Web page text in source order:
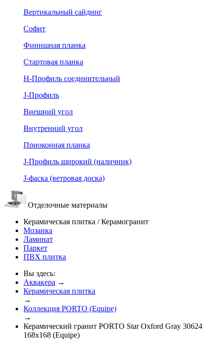
Вертикальный сайдинг
Софит
Финишная планка
Стартовая планка
Н-Профиль соединительный
J-Профиль
Внешний угол
Внутренний угол
Приоконная планка
J-Профиль широкий (наличник)
J-фаска (ветровая доска)
Отделочные материалы
Керамическая плитка / Керамогранит
Мозаика
Ламинат
Паркет
ПВХ плитка
Вы здесь:
Аквакера →
Керамическая плитка
→
Коллекция PORTO (Equipe)
→
Керамический гранит PORTO Star Oxford Gray 30624
168x168 (Equipe)